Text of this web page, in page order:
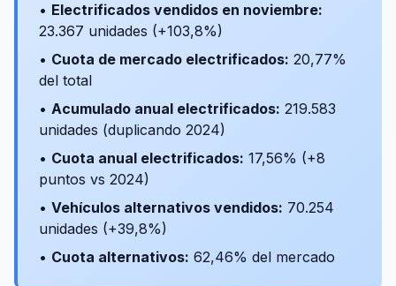
• Electrificados vendidos en noviembre:
23.367 unidades (+103,8%)
• Cuota de mercado electrificados: 20,77%
del total
• Acumulado anual electrificados: 219.583
unidades (duplicando 2024)
• Cuota anual electrificados: 17,56% (+8
puntos vs 2024)
• Vehículos alternativos vendidos: 70.254
unidades (+39,8%)
• Cuota alternativos: 62,46% del mercado